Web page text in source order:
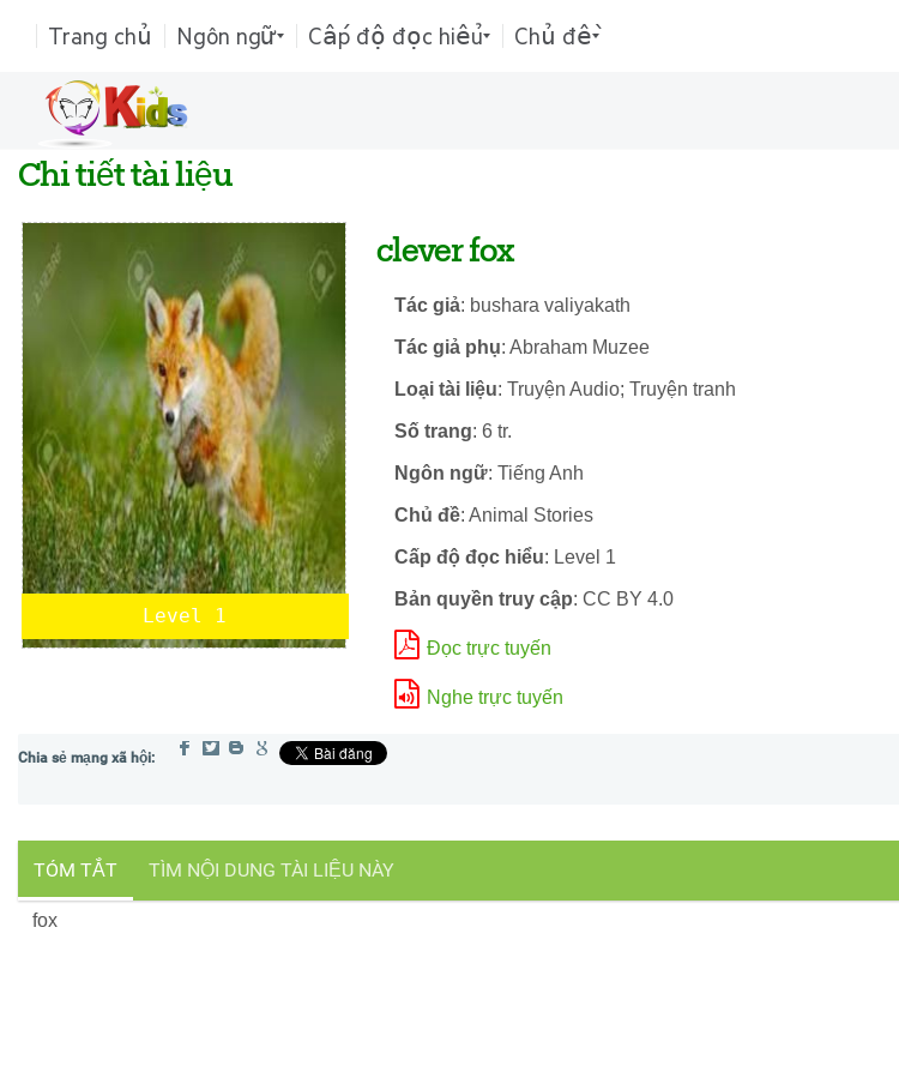
Trang chủ Ngôn ngữ Cấp độ đọc hiểu Chủ đề
Chi tiết tài liệu
Level 1
clever fox
Tác giả: bushara valiyakath
Tác giả phụ: Abraham Muzee
Loại tài liệu: Truyện Audio; Truyện tranh
Số trang: 6 tr.
Ngôn ngữ: Tiếng Anh
Chủ đề: Animal Stories
Cấp độ đọc hiểu: Level 1
Bản quyền truy cập: CC BY 4.0
Đọc trực tuyến
Nghe trực tuyến
TÓM TẮT TÌM NỘI DUNG TÀI LIỆU NÀY
fox